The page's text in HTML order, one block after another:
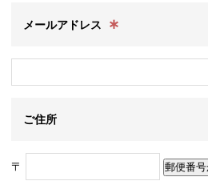
メールアドレス ∗
ご住所
〒